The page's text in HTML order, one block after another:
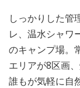
しっかりした管
レ、温水シャワ
のキャンプ場。
エリアが8区画
誰もが気軽に自